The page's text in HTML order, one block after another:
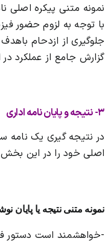
نمونه متنی پیکره اصلی
با توجه به لزوم حضور
جلوگیری از ازدحام باهدف
گزارش جامع از عملکرد در اجرای
۳- نتیجه و پایان نامه اداری
در نتیجه گیری یک نامه
اصلی خود را در این بخش
نمونه متنی نتیجه یا پایان
-خواهشمند است دستور